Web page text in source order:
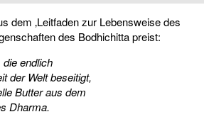
dem ‚Leitfaden zur Lebensweise des
des Bodhichitta preist:
endlich
der Welt beseitigt,
Butter aus dem
Dharma.